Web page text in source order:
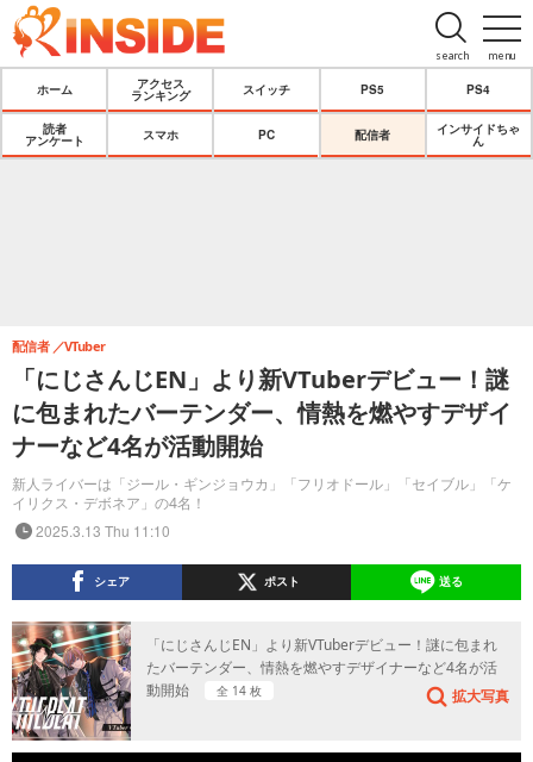
menu
search
ホーム
アクセス
ランキング
スイッチ PS5 PS4
読者
アンケート
スマホ PC 配信者
インサイドちゃ
ん
「にじさんじEN」より新VTuberデビュー！謎
に包まれたバーテンダー、情熱を燃やすデザイ
ナーなど4名が活動開始
新人ライバーは「ジール・ギンジョウカ」「フリオドール」「セイブル」「ケ
イリクス・デボネア」の4名！
配信者 VTuber
2025.3.13 Thu 11:10
シェア ポスト 送る
「にじさんじEN」より新VTuberデビュー！謎に包まれ
たバーテンダー、情熱を燃やすデザイナーなど4名が活
動開始
全 14 枚 拡大写真